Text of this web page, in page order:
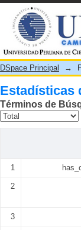
Estadísticas
DSpace Principal →
Estadísticas
Términos de
1
2
3